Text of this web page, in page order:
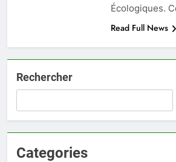
Écologiques.
Read Full News
Rechercher
Categories